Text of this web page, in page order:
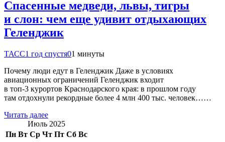
Спасенные медведи, львы, тигры
и слон: чем еще удивит отдыхающих
Геленджик
ТАСС1 год спустя01 минуты
Почему люди едут в Геленджик Даже в условиях
авиационных ограничений Геленджик входит
в топ-3 курортов Краснодарского края: в прошлом году
там отдохнули рекордные более 4 млн 400 тыс. человек……
Читать далее
Июль 2025
Пн Вт Ср Чт Пт Сб Вс